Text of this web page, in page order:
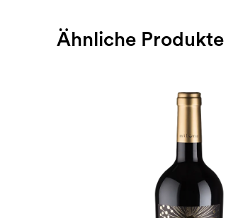
Ähnliche Produkte